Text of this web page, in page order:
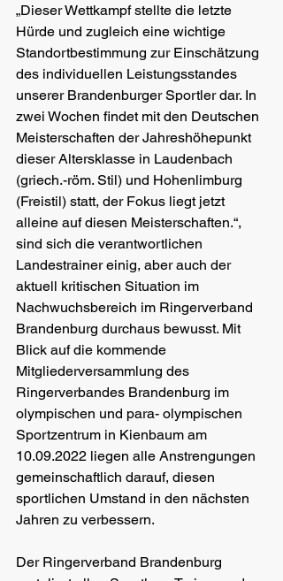
„Dieser Wettkampf stellte die letzte
Hürde und zugleich eine wichtige
Standortbestimmung zur Einschätzung
des individuellen Leistungsstandes
unserer Brandenburger Sportler dar. In
zwei Wochen findet mit den Deutschen
Meisterschaften der Jahreshöhepunkt
dieser Altersklasse in Laudenbach
(griech.-röm. Stil) und Hohenlimburg
(Freistil) statt, der Fokus liegt jetzt
alleine auf diesen Meisterschaften.“,
sind sich die verantwortlichen
Landestrainer einig, aber auch der
aktuell kritischen Situation im
Nachwuchsbereich im Ringerverband
Brandenburg durchaus bewusst. Mit
Blick auf die kommende
Mitgliederversammlung des
Ringerverbandes Brandenburg im
olympischen und para- olympischen
Sportzentrum in Kienbaum am
10.09.2022 liegen alle Anstrengungen
gemeinschaftlich darauf, diesen
sportlichen Umstand in den nächsten
Jahren zu verbessern.
Der Ringerverband Brandenburg